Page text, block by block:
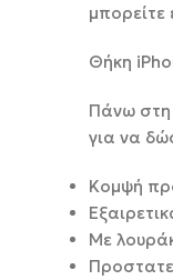
Θήκη
Πάνω στη
για να
Κομψή
Με